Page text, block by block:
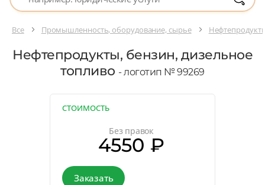
Все Промышленность, оборудование, сырье
Нефтепродукты, бензин, дизельное
топливо - логотип № 99269
СТОИМОСТЬ
Без правок
4550 ₽
Заказать